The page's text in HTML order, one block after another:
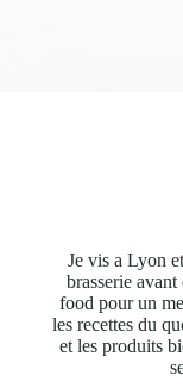
Je vis a Lyon
brasserie
food pour un
les recettes du
et les produits